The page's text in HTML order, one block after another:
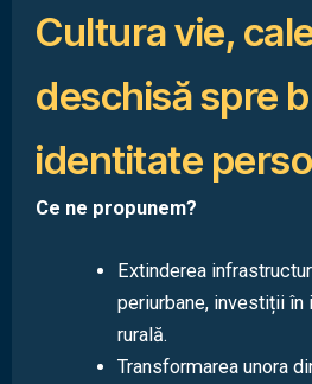
Cultura vie,
deschisă spre
identitate
Ce ne propunem?
Extinderea
periurbane, investiții în
rurală.
Transformarea unora